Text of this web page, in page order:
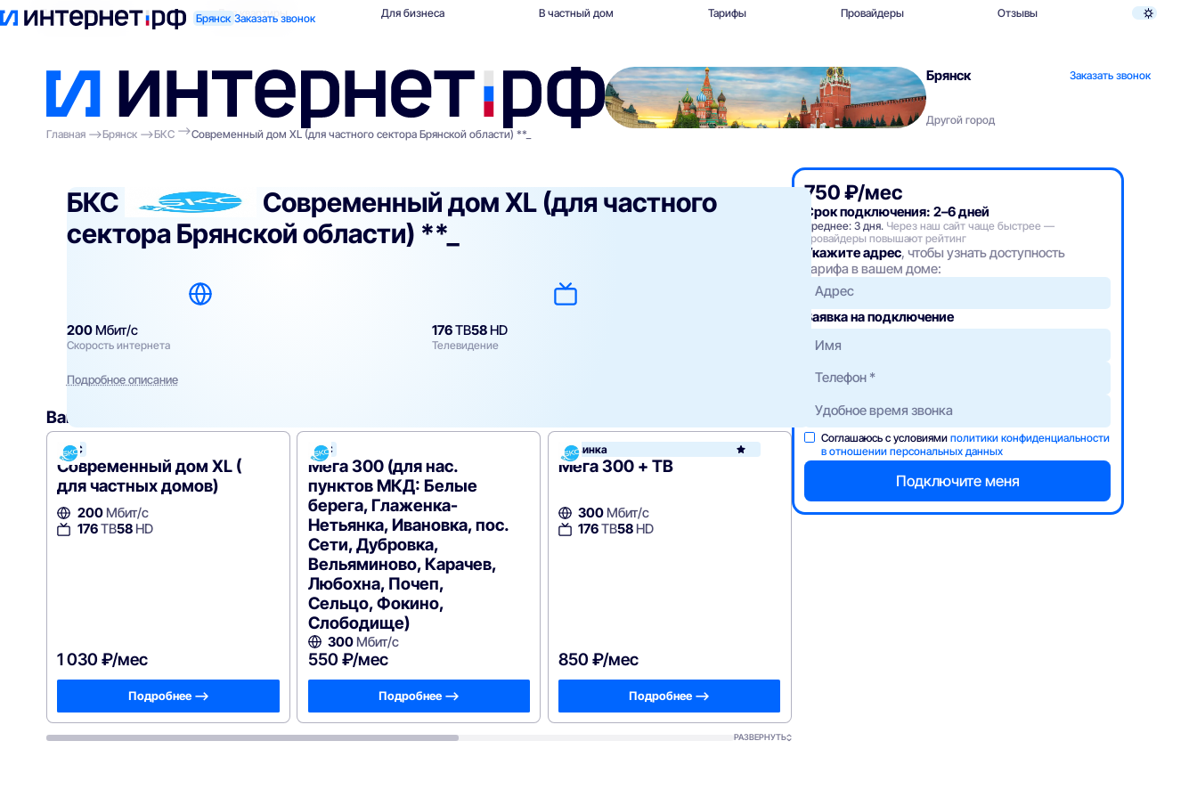
Брянск Заказать звонок
Поиск по адресу Для квартиры Для бизнеса В частный дом Тарифы Провайдеры Отзывы
Брянск Заказать звонок
Другой город
Главная
Брянск БКС Современный дом XL (для частного сектора Брянской области) **_
БКС
Современный дом XL (для частного
сектора Брянской области) **_
200Мбит/с
Скорость интернета
176ТВ58HD
Телевидение
Подробное описание
Вам могут подойти
БКС
Современный дом XL (
для частных домов)
200Мбит/с
176ТВ58HD
1 030 ₽/мес
Подробнее —>
БКС
Мега 300 (для нас.
пунктов МКД: Белые
берега, Глаженка-
Нетьянка, Ивановка, пос.
Сети, Дубровка,
Вельяминово, Карачев,
Любохна, Почеп,
Сельцо, Фокино,
Слободище)
300 Мбит/с
550 ₽/мес
Подробнее —>
Новинка БКС
Мега 300 + ТВ
300 Мбит/с
176ТВ58 HD
850 ₽/мес
Подробнее —>
БКС
Мега 200 + ТВ (для нас.
пунктов: Белые берега,
Глаженка-Нетьянка,
Мега 300
300Мбит/с
РАЗВЕРНУТЬ
750 ₽/мес
Срок подключения: 2–6 дней
Среднее: 3 дня. Через наш сайт чаще быстрее —
провайдеры повышают рейтинг
Укажите адрес, чтобы узнать доступность
тарифа в вашем доме:
Адрес
Заявка на подключение
Соглашаюсь с условиямиполитики конфиденциальности
в отношении персональных данных